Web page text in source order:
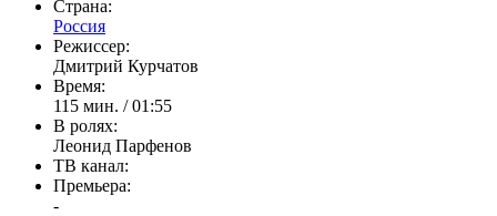
Страна:
Россия
Режиссер:
Дмитрий Курчатов
Время:
115 мин. / 01:55
В ролях:
Леонид Парфенов
ТВ канал:
Премьера:
-